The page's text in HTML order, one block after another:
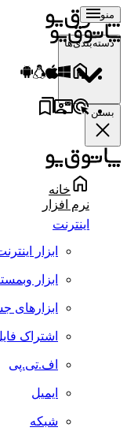
منو
دسته‌بندی‌ها
بستن
خانه
نرم افزار
اینترنت
ابزار
ابزار
ابزارهای
اشتراک
اف.تی.پی
ایمیل
شبکه